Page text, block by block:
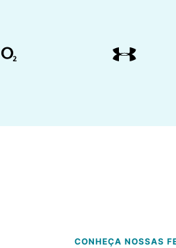
CONHEÇA NOSSAS